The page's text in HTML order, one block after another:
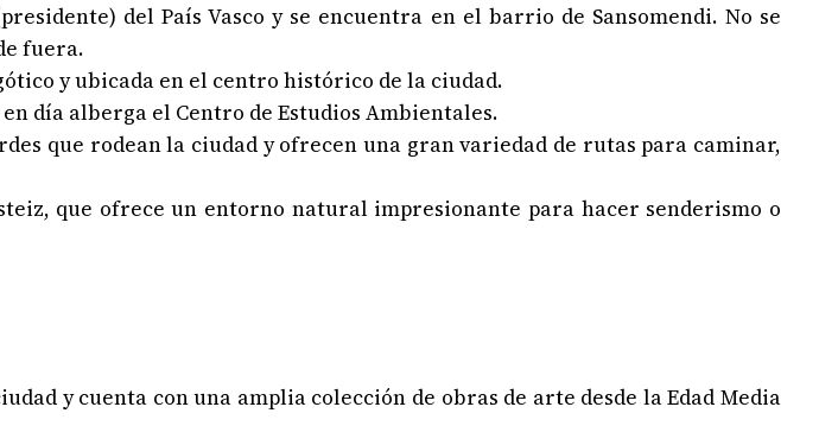
del País Vasco y se encuentra en el barrio de Sansomendi. No se
fuera.
y ubicada en el centro histórico de la ciudad.
día alberga el Centro de Estudios Ambientales.
que rodean la ciudad y ofrecen una gran variedad de rutas para caminar,
que ofrece un entorno natural impresionante para hacer senderismo o
y cuenta con una amplia colección de obras de arte desde la Edad Media